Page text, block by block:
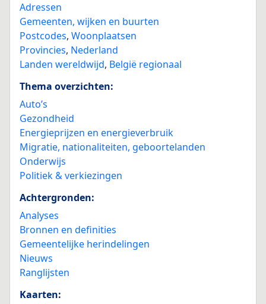
Adressen
Gemeenten, wijken en buurten
Postcodes, Woonplaatsen
Provincies, Nederland
Landen wereldwijd, België regionaal
Thema overzichten:
Auto’s
Gezondheid
Energieprijzen en energieverbruik
Migratie, nationaliteiten, geboortelanden
Onderwijs
Politiek & verkiezingen
Achtergronden:
Analyses
Bronnen en definities
Gemeentelijke herindelingen
Nieuws
Ranglijsten
Kaarten: